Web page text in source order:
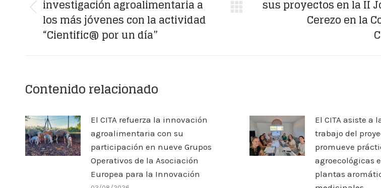
Previous
post:
investigación agroalimentaria a
los más jóvenes con la actividad
“Cientific@ por un día”
sus proyectos en la II
Cerezo en la
Contenido relacionado
El CITA refuerza la innovación
agroalimentaria con su
participación en nueve Grupos
Operativos de la Asociación
Europea para la Innovación
El CITA asiste a
trabajo del
promueve
agroecológicas
plantas